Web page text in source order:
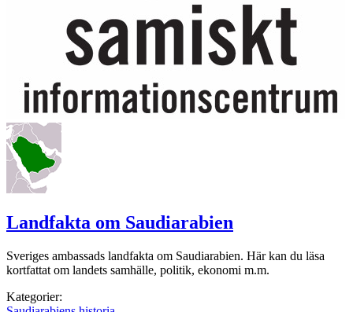
Landfakta om Saudiarabien
Sveriges ambassads landfakta om Saudiarabien. Här kan du läsa
kortfattat om landets samhälle, politik, ekonomi m.m.
Kategorier: